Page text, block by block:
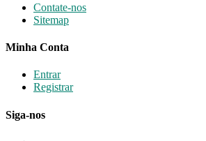
Contate-nos
Sitemap
Minha Conta
Entrar
Registrar
Siga-nos